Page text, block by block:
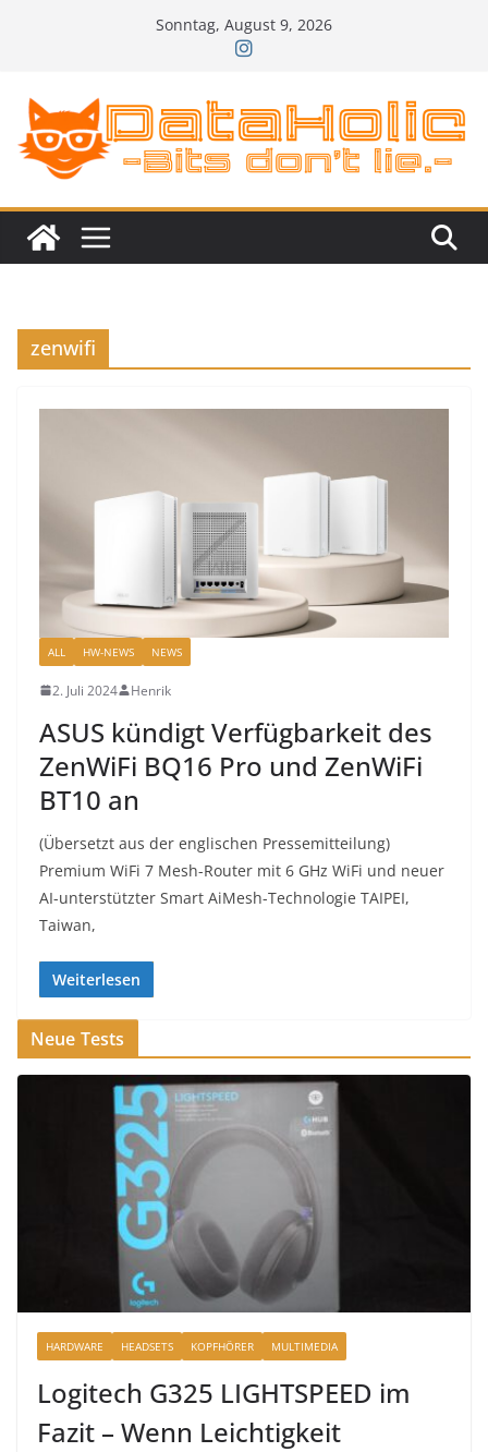
Sonntag, August 9, 2026
zenwifi
ALL HW-NEWS NEWS
2. Juli 2024 Henrik
ASUS kündigt Verfügbarkeit des
ZenWiFi BQ16 Pro und ZenWiFi
BT10 an
(Übersetzt aus der englischen Pressemitteilung)
Premium WiFi 7 Mesh-Router mit 6 GHz WiFi und neuer
AI-unterstützter Smart AiMesh-Technologie TAIPEI,
Taiwan,
Weiterlesen
Neue Tests
HARDWARE HEADSETS KOPFHÖRER MULTIMEDIA
Logitech G325 LIGHTSPEED im
Fazit – Wenn Leichtigkeit